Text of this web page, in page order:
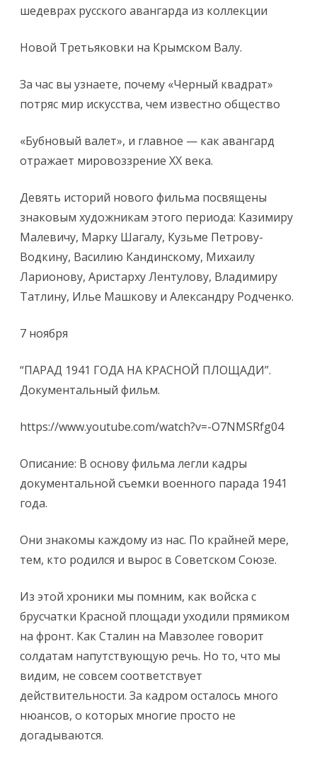
шедеврах русского авангарда из коллекции
Новой Третьяковки на Крымском Валу.
За час вы узнаете, почему «Черный квадрат»
потряс мир искусства, чем известно общество
«Бубновый валет», и главное — как авангард
отражает мировоззрение XX века.
Девять историй нового фильма посвящены
знаковым художникам этого периода: Казимиру
Малевичу, Марку Шагалу, Кузьме Петрову-
Водкину, Василию Кандинскому, Михаилу
Ларионову, Аристарху Лентулову, Владимиру
Татлину, Илье Машкову и Александру Родченко.
7 ноября
“ПАРАД 1941 ГОДА НА КРАСНОЙ ПЛОЩАДИ”.
Документальный фильм.
https://www.youtube.com/watch?v=-O7NMSRfg04
Описание: В основу фильма легли кадры
документальной съемки военного парада 1941
года.
Они знакомы каждому из нас. По крайней мере,
тем, кто родился и вырос в Советском Союзе.
Из этой хроники мы помним, как войска с
брусчатки Красной площади уходили прямиком
на фронт. Как Сталин на Мавзолее говорит
солдатам напутствующую речь. Но то, что мы
видим, не совсем соответствует
действительности. За кадром осталось много
нюансов, о которых многие просто не
догадываются.